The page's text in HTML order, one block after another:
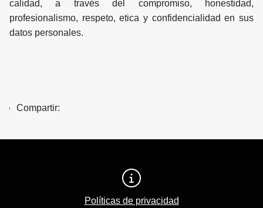
calidad, a través del compromiso, honestidad,
profesionalismo, respeto, etica y confidencialidad en sus
datos personales.
Compartir:
Políticas de privacidad